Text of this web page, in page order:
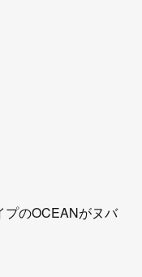
プのOCEANがヌバ